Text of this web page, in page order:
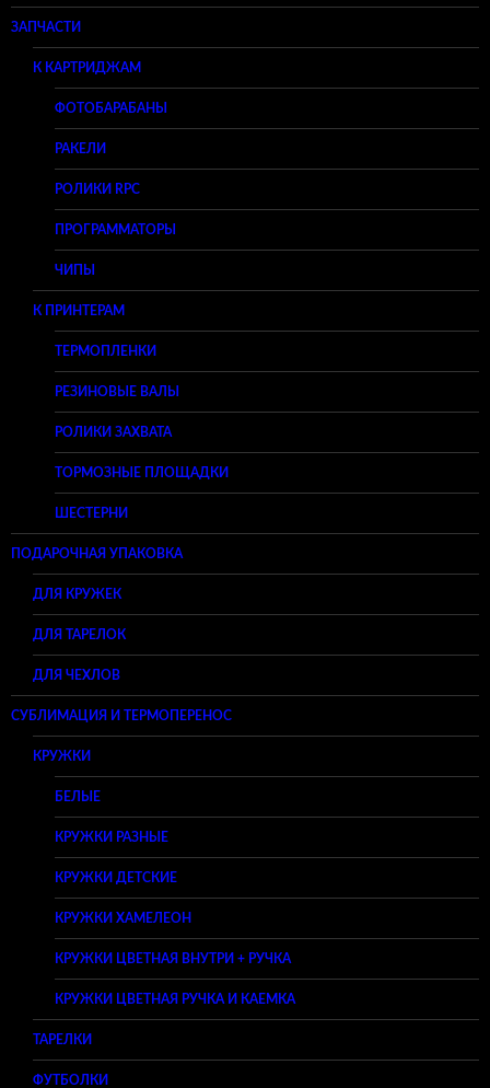
ЗАПЧАСТИ
К КАРТРИДЖАМ
ФОТОБАРАБАНЫ
РАКЕЛИ
РОЛИКИ RPC
ПРОГРАММАТОРЫ
ЧИПЫ
К ПРИНТЕРАМ
ТЕРМОПЛЕНКИ
РЕЗИНОВЫЕ ВАЛЫ
РОЛИКИ ЗАХВАТА
ТОРМОЗНЫЕ ПЛОЩАДКИ
ШЕСТЕРНИ
ПОДАРОЧНАЯ УПАКОВКА
ДЛЯ КРУЖЕК
ДЛЯ ТАРЕЛОК
ДЛЯ ЧЕХЛОВ
СУБЛИМАЦИЯ И ТЕРМОПЕРЕНОС
КРУЖКИ
БЕЛЫЕ
КРУЖКИ РАЗНЫЕ
КРУЖКИ ДЕТСКИЕ
КРУЖКИ ХАМЕЛЕОН
КРУЖКИ ЦВЕТНАЯ ВНУТРИ + РУЧКА
КРУЖКИ ЦВЕТНАЯ РУЧКА И КАЕМКА
ТАРЕЛКИ
ФУТБОЛКИ